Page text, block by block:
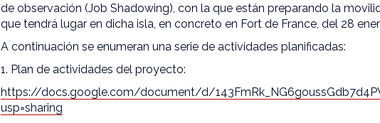
de observación (Job Shadowing), con la que están preparando la
que tendrá lugar en dicha isla, en concreto en Fort de France, del 28
A continuación se enumeran una serie de actividades planificadas:
1. Plan de actividades del proyecto:
https://docs.google.com/document/d/
usp=sharing